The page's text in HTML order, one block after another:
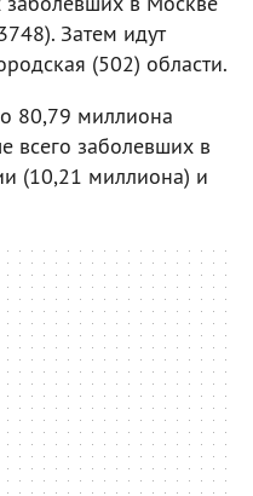
Затем идут
(502) области.
80,79 миллиона
всего заболевших в
(10,21 миллиона) и